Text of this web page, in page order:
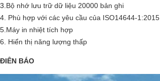
3. Bộ nhớ lưu trữ dữ liệu 20000 bản ghi
4. Phù hợp với các yêu cầu của ISO14644-1:2015
5. Máy in nhiệt tích hợp
6. Hiển thị năng lượng thấp
ĐIÊN BÁO